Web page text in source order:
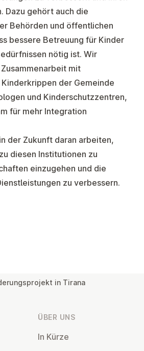
Dazu gehört auch die
Behörden und öffentlichen
bessere Betreuung für Kinder
nötig ist. Wir
mit
der Gemeinde
und Kinderschutzzentren,
für mehr Integration
der Zukunft daran arbeiten,
diesen Institutionen zu
einzugehen und die
zu verbessern.
in Tirana
ÜBER UNS
In Kürze